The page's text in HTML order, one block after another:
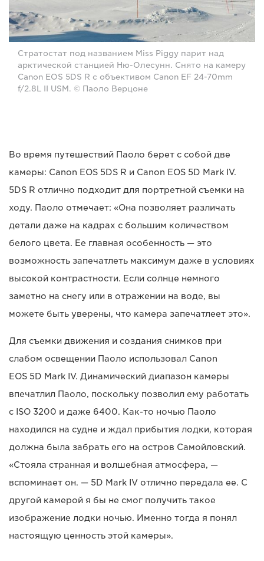
Стратостат под названием Miss Piggy парит над
арктической станцией Ню-Олесунн. Снято на камеру
Canon EOS 5DS R с объективом Canon EF 24-70mm
f/2.8L II USM. © Паоло Верцоне
Во время путешествий Паоло берет с собой две
камеры: Canon EOS 5DS R и Canon EOS 5D Mark IV.
5DS R отлично подходит для портретной съемки на
ходу. Паоло отмечает: «Она позволяет различать
детали даже на кадрах с большим количеством
белого цвета. Ее главная особенность — это
возможность запечатлеть максимум даже в условиях
высокой контрастности. Если солнце немного
заметно на снегу или в отражении на воде, вы
можете быть уверены, что камера запечатлеет это».
Для съемки движения и создания снимков при
слабом освещении Паоло использовал Canon
EOS 5D Mark IV. Динамический диапазон камеры
впечатлил Паоло, поскольку позволил ему работать
с ISO 3200 и даже 6400. Как-то ночью Паоло
находился на судне и ждал прибытия лодки, которая
должна была забрать его на остров Самойловский.
«Стояла странная и волшебная атмосфера, —
вспоминает он. — 5D Mark IV отлично передала ее. С
другой камерой я бы не смог получить такое
изображение лодки ночью. Именно тогда я понял
настоящую ценность этой камеры».